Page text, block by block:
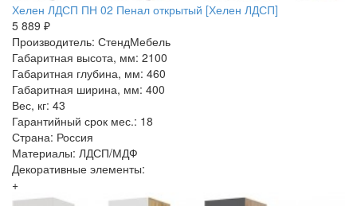
Хелен ЛДСП ПН 02 Пенал открытый [Хелен ЛДСП]
5 889 ₽
Производитель: СтендМебель
Габаритная высота, мм: 2100
Габаритная глубина, мм: 460
Габаритная ширина, мм: 400
Вес, кг: 43
Гарантийный срок мес.: 18
Страна: Россия
Материалы: ЛДСП/МДФ
Декоративные элементы:
+